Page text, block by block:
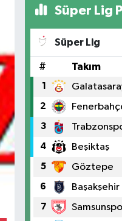
Süper Lig
Süper Lig
# Takım
1
2
3
4 Beşiktaş
5 Göztepe
6 Başakşehir
7